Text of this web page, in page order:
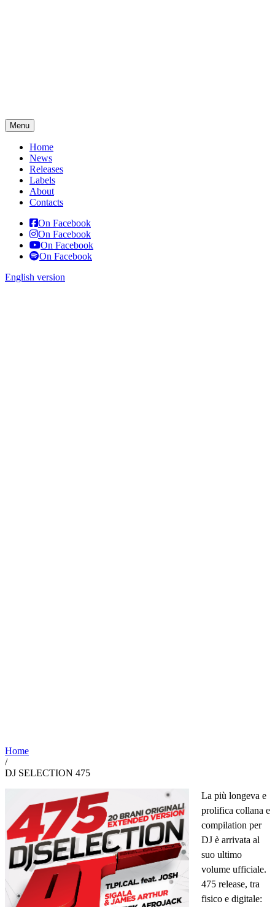
Menu
Home
News
Releases
Labels
About
Contacts
On Facebook
On Facebook
On Facebook
On Facebook
English version
Home
/
DJ SELECTION 475
La più longeva e
prolifica collana e
compilation per
DJ è arrivata al
suo ultimo
volume ufficiale.
475 release, tra
fisico e digitale: